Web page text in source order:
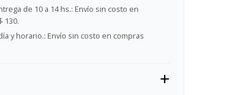
de 10 a 14 hs.: Envío sin costo en
130.
y horario.: Envío sin costo en compras